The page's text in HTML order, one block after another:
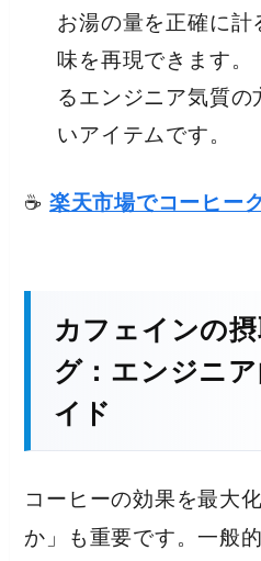
お湯の量を正確に計
味を再現できます。
るエンジニア気質の
いアイテムです。
☕ 楽天市場でコーヒー
カフェインの
グ：エンジニ
イド
コーヒーの効果を最大
か」も重要です。一般